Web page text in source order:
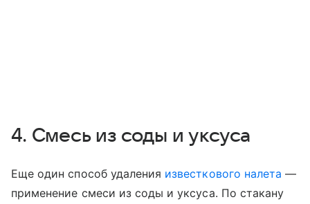
4. Смесь из соды и уксуса
Еще один способ удаления известкового налета —
применение смеси из соды и уксуса. По стакану